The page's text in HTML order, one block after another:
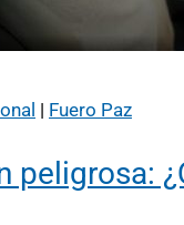
| Fuero Paz
peligrosa: